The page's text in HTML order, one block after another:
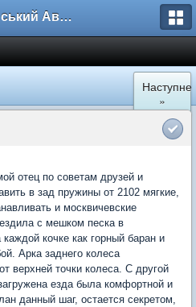
Український Автоклуб ВАЗ
Наступне
»
отец по советам друзей и
в зад пружины от 2102 мягкие,
и москвичевские
с мешком песка в
кочке как горный баран и
Арка заднего колеса
верхней точки колеса. С другой
езда была комфортной и
данный шаг, остается секретом,